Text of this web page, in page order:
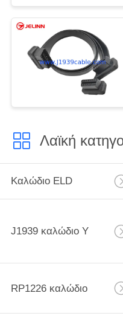
Λαϊκή
Καλώδιο ELD
J1939 καλώδιο Υ
RP1226 καλώδιο